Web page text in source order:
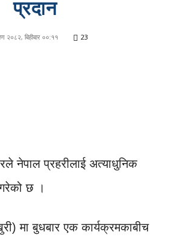
प्रदान
२०८२, बिहीबार ००:११ 23
नेपाल प्रहरीलाई अत्याधुनिक
छ ।
मा बुधबार एक कार्यक्रमकाबीच